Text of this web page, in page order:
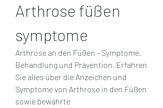
Arthrose füßen
symptome
Arthrose an den Füßen - Symptome,
Behandlung und Prävention. Erfahren
Sie alles über die Anzeichen und
Symptome von Arthrose in den Füßen
sowie bewährte